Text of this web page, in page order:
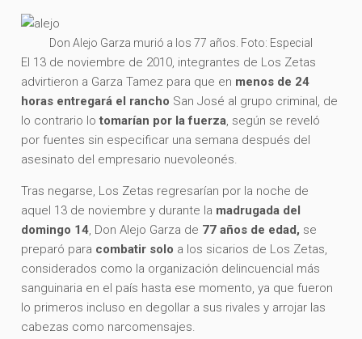
Don Alejo Garza murió a los 77 años. Foto: Especial
El 13 de noviembre de 2010, integrantes de Los Zetas
advirtieron a Garza Tamez para que en menos de 24
horas entregará el rancho San José al grupo criminal, de
lo contrario lo tomarían por la fuerza, según se reveló
por fuentes sin especificar una semana después del
asesinato del empresario nuevoleonés.
Tras negarse, Los Zetas regresarían por la noche de
aquel 13 de noviembre y durante la madrugada del
domingo 14, Don Alejo Garza de 77 años de edad, se
preparó para combatir solo a los sicarios de Los Zetas,
considerados como la organización delincuencial más
sanguinaria en el país hasta ese momento, ya que fueron
lo primeros incluso en degollar a sus rivales y arrojar las
cabezas como narcomensajes.